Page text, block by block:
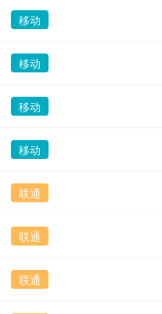
移动
移动
移动
移动
联通
联通
联通